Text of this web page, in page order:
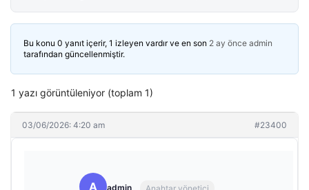
Bu konu 0 yanıt içerir, 1 izleyen vardır ve en son 2 ay önce admin
tarafından güncellenmiştir.
1 yazı görüntüleniyor (toplam 1)
03/06/2026: 4:20 am #23400
A admin Anahtar yönetici